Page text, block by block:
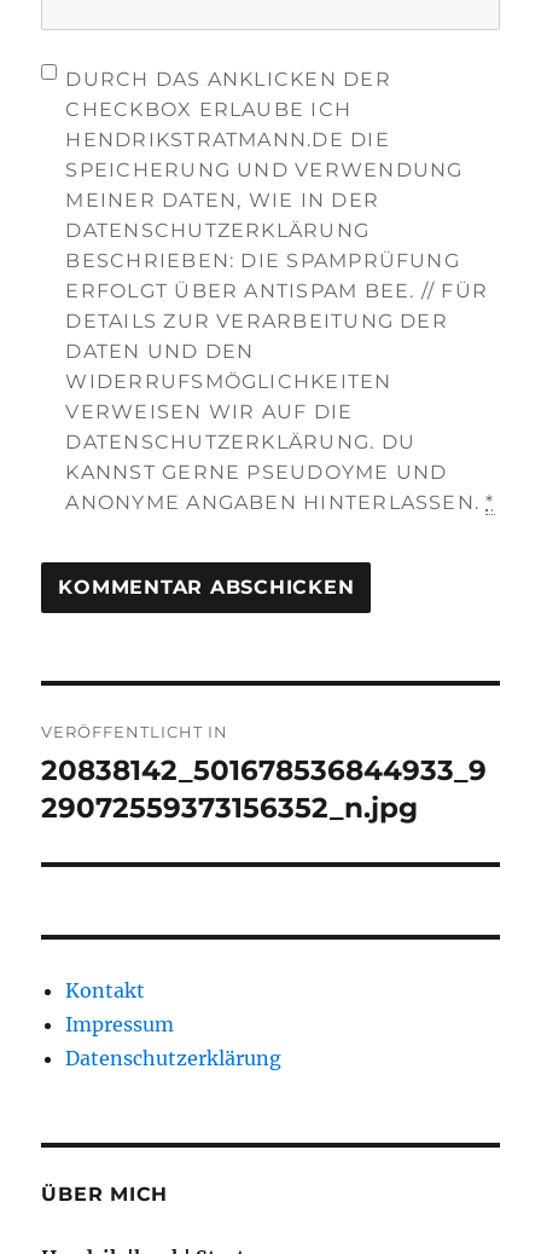
DURCH DAS ANKLICKEN DER
CHECKBOX ERLAUBE ICH
HENDRIKSTRATMANN.DE DIE
SPEICHERUNG UND VERWENDUNG
MEINER DATEN, WIE IN DER
DATENSCHUTZERKLÄRUNG
BESCHRIEBEN: DIE SPAMPRÜFUNG
ERFOLGT ÜBER ANTISPAM BEE. // FÜR
DETAILS ZUR VERARBEITUNG DER
DATEN UND DEN
WIDERRUFSMÖGLICHKEITEN
VERWEISEN WIR AUF DIE
DATENSCHUTZERKLÄRUNG. DU
KANNST GERNE PSEUDOYME UND
ANONYME ANGABEN HINTERLASSEN.*
VERÖFFENTLICHT IN
20838142_501678536844933_9
29072559373156352_n.jpg
Kontakt
Impressum
Datenschutzerklärung
ÜBER MICH